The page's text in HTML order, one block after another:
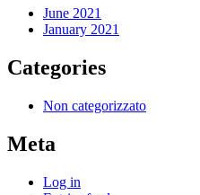
June 2021
January 2021
Categories
Non categorizzato
Meta
Log in